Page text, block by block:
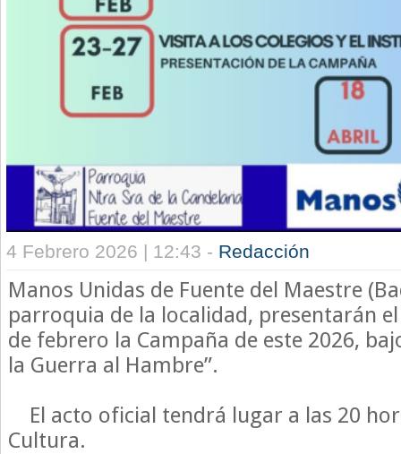
4 Febrero 2026 | 12:43 - Redacción
Manos Unidas de Fuente del Maestre
parroquia de la localidad, presentarán
de febrero la Campaña de este 2026,
la Guerra al Hambre”.
El acto oficial tendrá lugar a las 20
Cultura.